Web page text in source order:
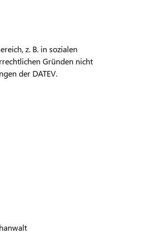
z. B. in sozialen
Gründen nicht
der DATEV.